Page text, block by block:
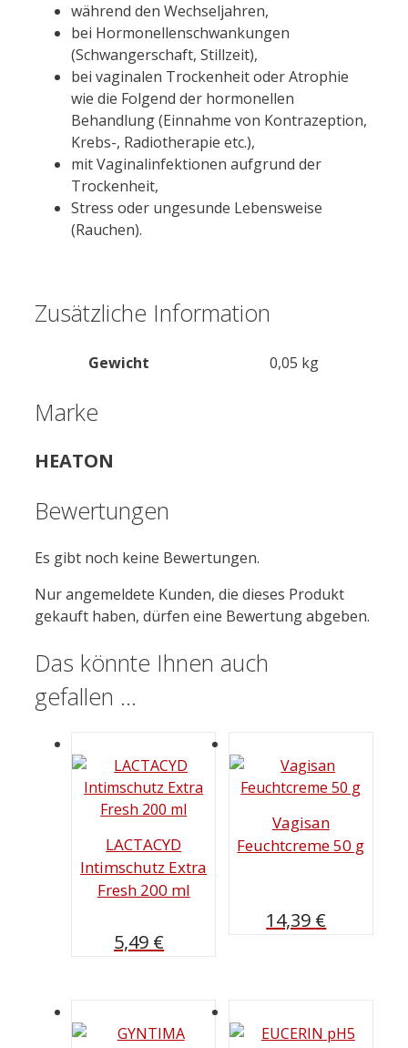
während den Wechseljahren,
bei Hormonellenschwankungen
(Schwangerschaft, Stillzeit),
bei vaginalen Trockenheit oder Atrophie
wie die Folgend der hormonellen
Behandlung (Einnahme von Kontrazeption,
Krebs-, Radiotherapie etc.),
mit Vaginalinfektionen aufgrund der
Trockenheit,
Stress oder ungesunde Lebensweise
(Rauchen).
Zusätzliche Information
Gewicht 0,05 kg
Marke
HEATON
Bewertungen
Es gibt noch keine Bewertungen.
Nur angemeldete Kunden, die dieses Produkt
gekauft haben, dürfen eine Bewertung abgeben.
Das könnte Ihnen auch
gefallen …
LACTACYD
Intimschutz Extra
Fresh 200 ml
5,49 €
Vagisan
Feuchtcreme 50 g
14,39 €